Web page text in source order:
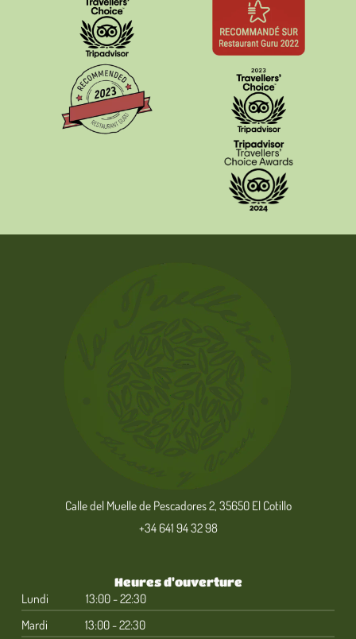
Calle del Muelle de Pescadores 2, 35650 El Cotillo
+34 641 94 32 98
Heures d'ouverture
Lundi
13:00 - 22:30
Mardi
13:00 - 22:30